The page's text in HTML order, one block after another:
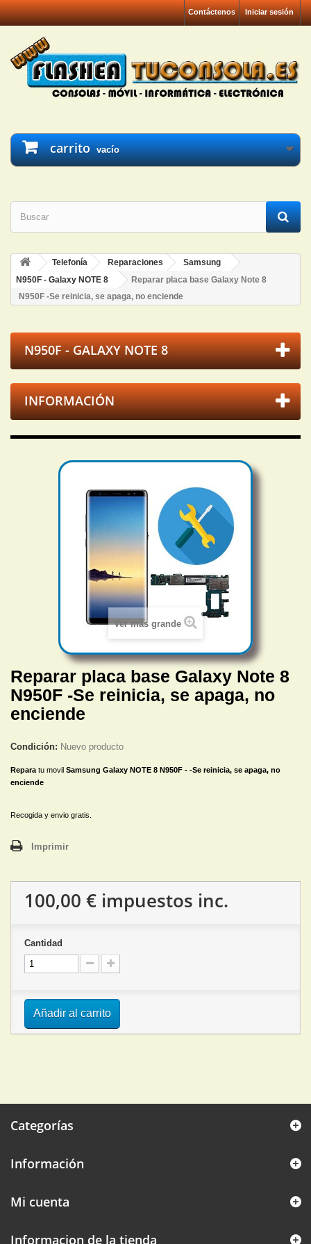
Iniciar sesión
Contáctenos
carrito vacío
Telefonía Reparaciones
Samsung
N950F - Galaxy NOTE 8
Reparar placa base Galaxy Note 8
N950F -Se reinicia, se apaga, no enciende
N950F - GALAXY NOTE 8
INFORMACIÓN
Ver más grande
Reparar placa base Galaxy Note 8
N950F -Se reinicia, se apaga, no
enciende
Condición: Nuevo producto
Repara tu movil Samsung Galaxy NOTE 8 N950F - -Se reinicia, se apaga, no
enciende
Recogida y envio gratis.
Imprimir
100,00 € impuestos inc.
Cantidad
Añadir al carrito
Categorías
Información
Mi cuenta
Informacion de la tienda